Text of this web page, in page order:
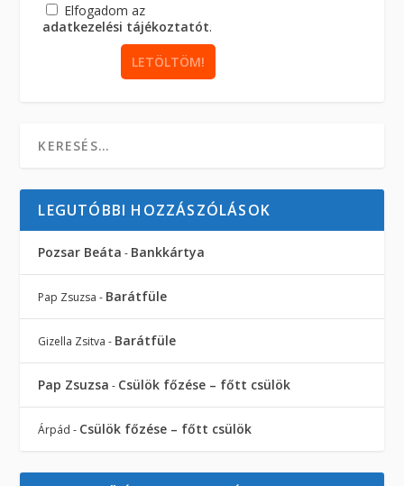
Elfogadom az
adatkezelési tájékoztatót.
LEGUTÓBBI HOZZÁSZÓLÁSOK
Pozsar Beáta - Bankkártya
Pap Zsuzsa - Barátfüle
Gizella Zsitva - Barátfüle
Pap Zsuzsa - Csülök főzése – főtt csülök
Árpád - Csülök főzése – főtt csülök